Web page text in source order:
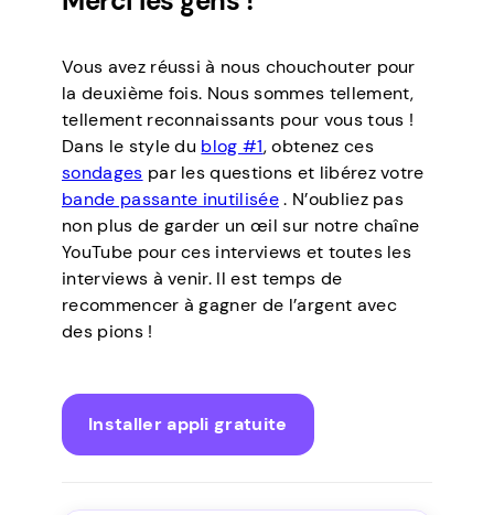
Vous avez réussi à nous chouchouter pour
la deuxième fois. Nous sommes tellement,
tellement reconnaissants pour vous tous !
Dans le style du blog #1, obtenez ces
sondages par les questions et libérez votre
bande passante inutilisée. N’oubliez pas
non plus de garder un œil sur notre chaîne
YouTube pour ces interviews et toutes les
interviews à venir. Il est temps de
recommencer à gagner de l’argent avec
des pions !
Installer appli gratuite